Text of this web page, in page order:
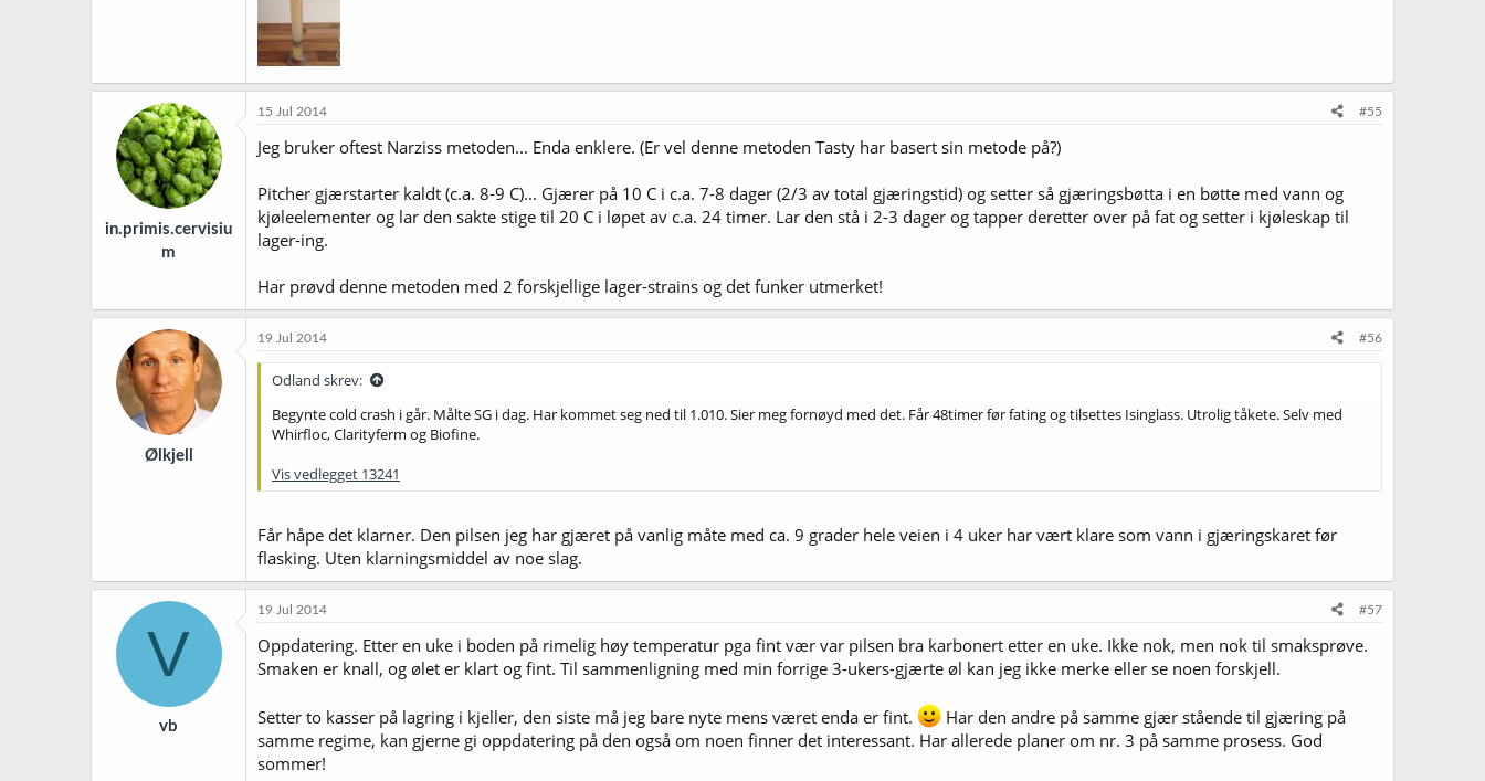
in.primis.cervisiu
m
15 Jul 2014 #55
Jeg bruker oftest Narziss metoden... Enda enklere. (Er vel denne metoden Tasty har basert sin metode på?)
Pitcher gjærstarter kaldt (c.a. 8-9 C)... Gjærer på 10 C i c.a. 7-8 dager (2/3 av total gjæringstid) og setter så gjæringsbøtta i en bøtte med vann og
kjøleelementer og lar den sakte stige til 20 C i løpet av c.a. 24 timer. Lar den stå i 2-3 dager og tapper deretter over på fat og setter i kjøleskap til
lager-ing.
Har prøvd denne metoden med 2 forskjellige lager-strains og det funker utmerket!
Ølkjell
19 Jul 2014 #56
Odland skrev:
Begynte cold crash i går. Målte SG i dag. Har kommet seg ned til 1.010. Sier meg fornøyd med det. Får 48timer før fating og tilsettes Isinglass. Utrolig tåkete. Selv med
Whirfloc, Clarityferm og Biofine.
Vis vedlegget 13241
Får håpe det klarner. Den pilsen jeg har gjæret på vanlig måte med ca. 9 grader hele veien i 4 uker har vært klare som vann i gjæringskaret før
flasking. Uten klarningsmiddel av noe slag.
V
vb
19 Jul 2014 #57
Oppdatering. Etter en uke i boden på rimelig høy temperatur pga fint vær var pilsen bra karbonert etter en uke. Ikke nok, men nok til smaksprøve.
Smaken er knall, og ølet er klart og fint. Til sammenligning med min forrige 3-ukers-gjærte øl kan jeg ikke merke eller se noen forskjell.
Setter to kasser på lagring i kjeller, den siste må jeg bare nyte mens været enda er fint.
Har den andre på samme gjær stående til gjæring på
samme regime, kan gjerne gi oppdatering på den også om noen finner det interessant. Har allerede planer om nr. 3 på samme prosess. God
sommer!